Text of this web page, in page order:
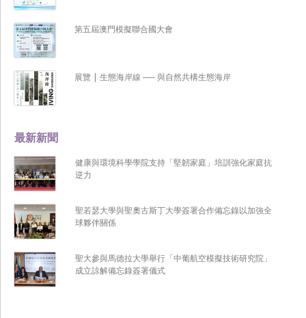
最新新聞
健康與環境科學學院支持「堅韌家庭」培訓強化家庭抗
逆力
聖若瑟大學與聖奧古斯丁大學簽署合作備忘錄以加強全
球夥伴關係
聖大參與馬德拉大學舉行「中葡航空模擬技術研究院」
成立諒解備忘錄簽署儀式
第五屆澳門模擬聯合國大會
展覽 | 生態海岸線 ── 與自然共構生態海岸